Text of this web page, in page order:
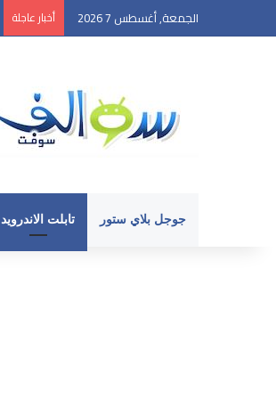
الجمعة, أغسطس 7 2026 أخبار عاجلة
جوجل بلاي ستور تابلت الاندرويد